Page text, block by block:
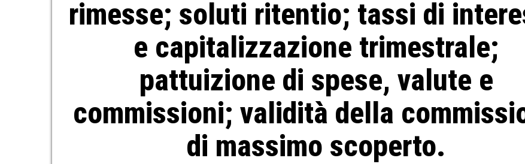
rimesse; soluti ritentio; tassi di
e capitalizzazione trimestrale;
pattuizione di spese, valute e
commissioni; validità della
di massimo scoperto.